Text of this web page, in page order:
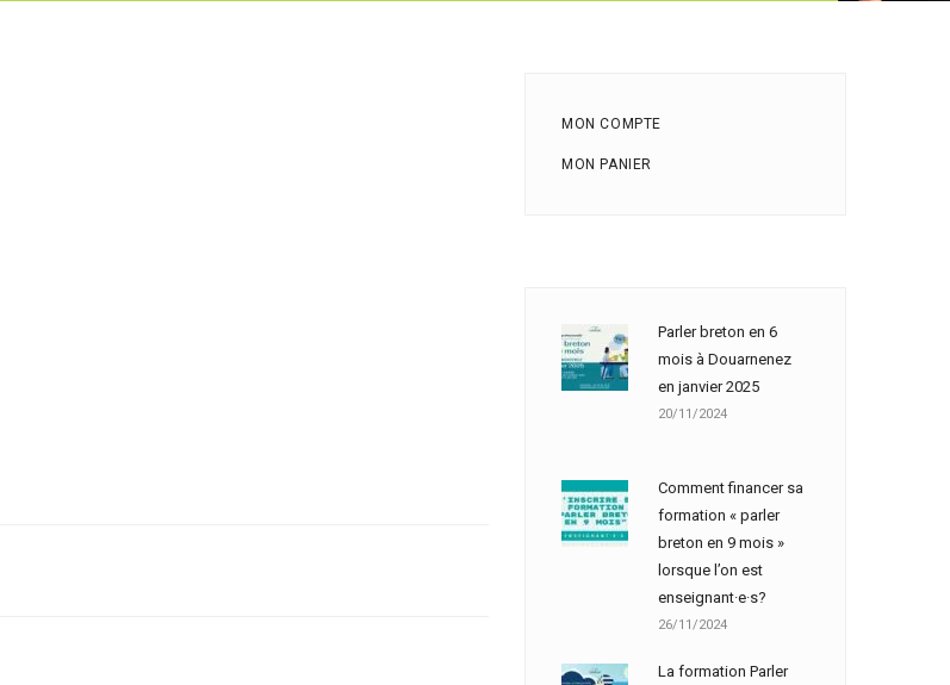
MON COMPTE
MON PANIER
Parler breton en 6
mois à Douarnenez
en janvier 2025
20/11/2024
Comment financer sa
formation « parler
breton en 9 mois »
lorsque l’on est
enseignant·e·s?
26/11/2024
La formation Parler